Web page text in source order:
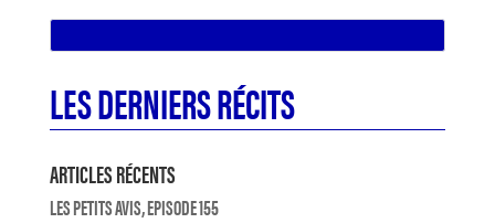
LES DERNIERS RÉCITS
ARTICLES RÉCENTS
LES PETITS AVIS, EPISODE 155